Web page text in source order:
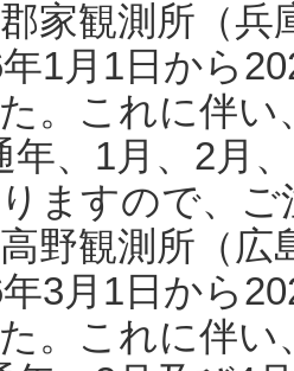
家観測所（
1月1日から
。これに伴い
年、1月、2月
ますので、
野観測所（
3月1日から
。これに伴い